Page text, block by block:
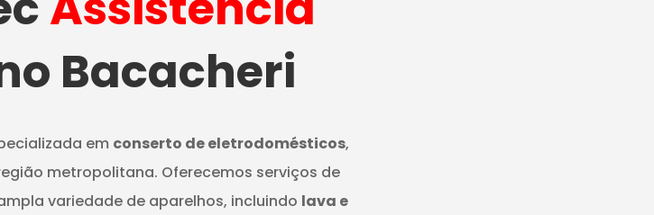
Bacacheri
em conserto de eletrodomésticos,
metropolitana. Oferecemos serviços de
variedade de aparelhos, incluindo lava e